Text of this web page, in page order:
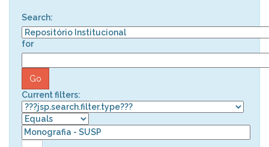
Search:
for
Current filters: